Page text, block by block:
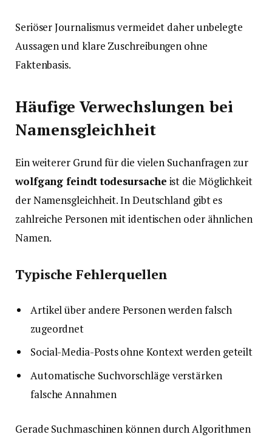
Seriöser Journalismus vermeidet daher unbelegte
Aussagen und klare Zuschreibungen ohne
Faktenbasis.
Häufige Verwechslungen bei
Namensgleichheit
Ein weiterer Grund für die vielen Suchanfragen zur
wolfgang feindt todesursache ist die Möglichkeit
der Namensgleichheit. In Deutschland gibt es
zahlreiche Personen mit identischen oder ähnlichen
Namen.
Typische Fehlerquellen
Artikel über andere Personen werden falsch
zugeordnet
Social-Media-Posts ohne Kontext werden geteilt
Automatische Suchvorschläge verstärken
falsche Annahmen
Gerade Suchmaschinen können durch Algorithmen